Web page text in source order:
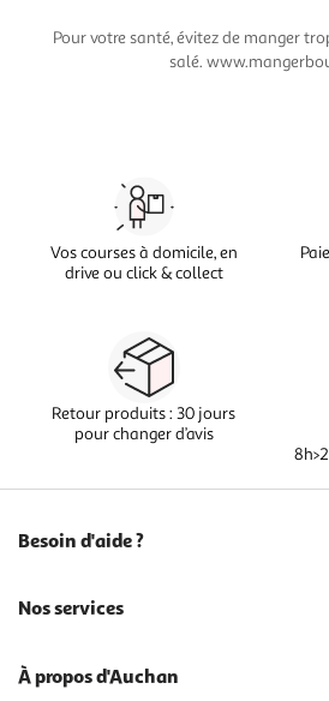
Pour votre santé, évitez de manger
salé.
Vos courses à domicile, en
drive ou click & collect
Retour produits : 30 jours
pour changer d’avis
Besoin d'aide ?
Nos services
À propos d'Auchan